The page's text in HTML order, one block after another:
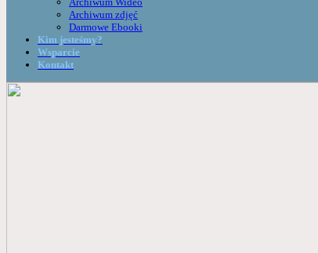
Archiwum zdjęć
Darmowe Ebooki
Kim jesteśmy?
Wsparcie
Kontakt